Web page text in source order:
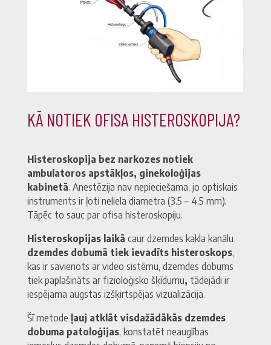
KĀ NOTIEK OFISA HISTEROSKOPIJA?
Histeroskopija bez narkozes notiek
ambulatoros apstākļos, ginekoloģijas
kabinetā. Anestēzija nav nepieciešama, jo optiskais
instruments ir ļoti neliela diametra (3.5 – 4.5 mm).
Tāpēc to sauc par ofisa histeroskopiju.
Histeroskopijas laikā caur dzemdes kakla kanālu
dzemdes dobumā tiek ievadīts histeroskops,
kas ir savienots ar video sistēmu, dzemdes dobums
tiek paplašināts ar fizioloģisko šķīdumu, tādejādi ir
iespējama augstas izšķirtspējas vizualizācija.
Šī metode ļauj atklāt visdažādākās dzemdes
dobuma patoloģijas, konstatēt neauglības